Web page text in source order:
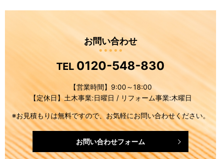
お問い合わせ
TEL 0120-548-830
【営業時間】9:00～18:00
【定休日】土木事業:日曜日 / リフォーム事業:木曜日
※お見積もりは無料ですので、お気軽にお問い合わせください。
お問い合わせフォーム